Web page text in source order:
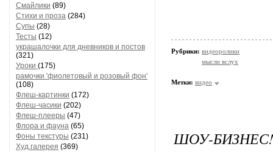
Смайлики (89)
Стихи и проза (284)
Супы (28)
Тесты (12)
украшалочки для дневников и постов
(321)
Уроки (175)
рамочки 'фиолетовый и розовый фон'
(108)
Флеш-картинки (172)
Флеш-часики (202)
Флеш-плееры (47)
Флора и фауна (65)
Фоны текстуры (231)
Худ.галерея (369)
Рубрики: видеоролики
мысли вслух
Метки: видео
ШОУ-